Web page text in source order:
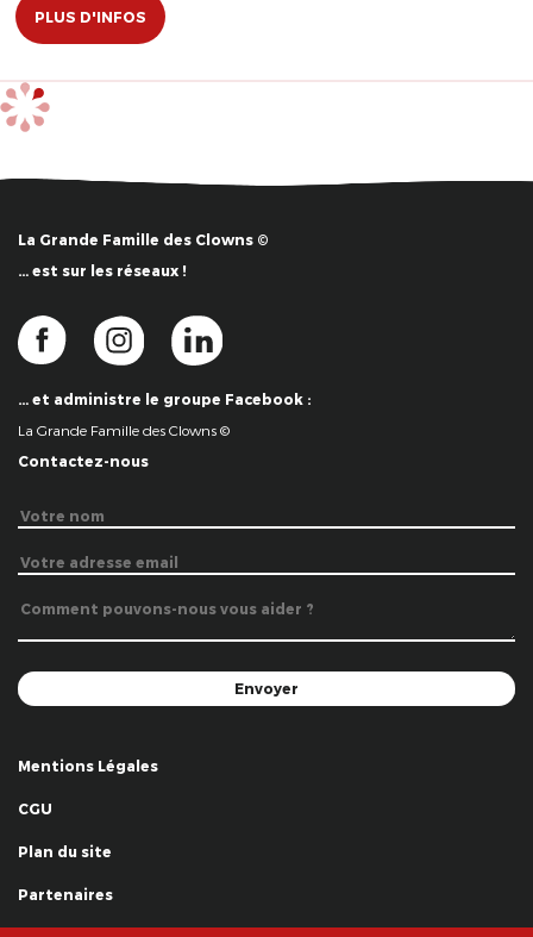
PLUS D'INFOS
La Grande Famille des Clowns ©
… est sur les réseaux !
… et administre le groupe Facebook :
La Grande Famille des Clowns ©
Contactez-nous
Mentions Légales
CGU
Plan du site
Partenaires